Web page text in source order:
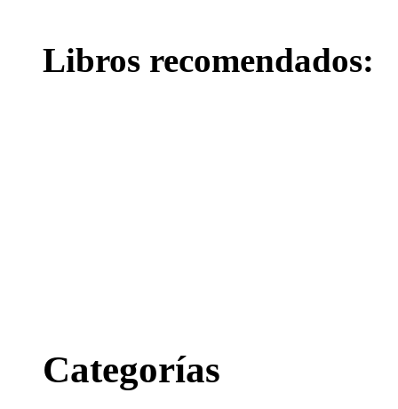
Libros recomendados:
Categorías